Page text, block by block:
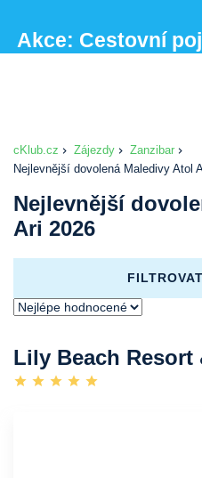
Akce: Cestovní
cKlub.cz Zájezdy
Zanzibar
Nejlevnější dovolená Maledivy Atol
Nejlevnější
Ari 2026
Lily Beach Resort